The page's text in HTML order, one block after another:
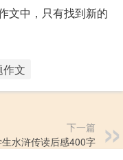
文中，只有找到新的
作文
下一篇
水浒传读后感400字